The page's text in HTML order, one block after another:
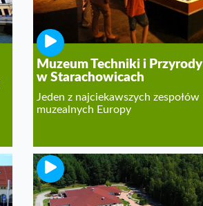
Muzeum Techniki i Przyrody
w Starachowicach
Jeden z najciekawszych zespołów
muzealnych Europy
Rezerwat Archeologiczny